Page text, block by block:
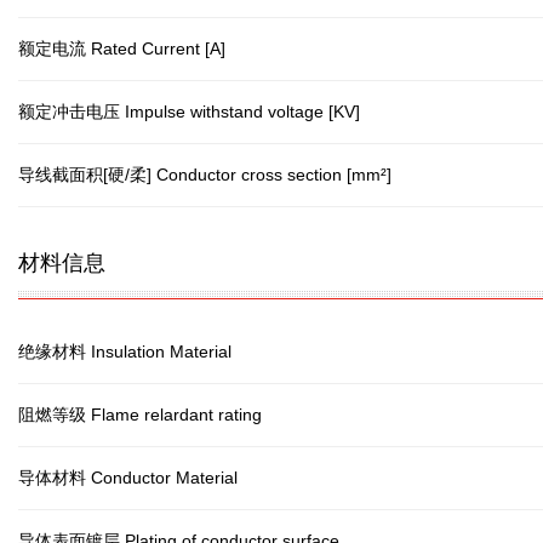
额定电流 Rated Current [A]
额定冲击电压 Impulse withstand voltage [KV]
导线截面积[硬/柔] Conductor cross section [mm²]
材料信息
绝缘材料 Insulation Material
阻燃等级 Flame relardant rating
导体材料 Conductor Material